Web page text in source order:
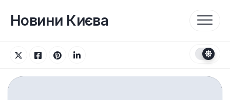
вмістуНовини Києва